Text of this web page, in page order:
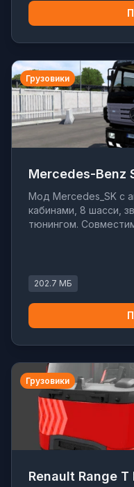
Грузовики
Mercedes-Benz
Мод Mercedes_SK с
кабинами, 8 шасси,
тюнингом. Совместим
202.7 МБ
Грузовики
Renault Range T